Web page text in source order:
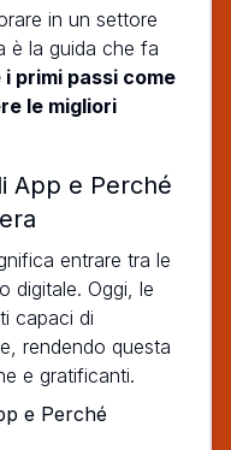
in un settore
è la guida che fa
primi passi come
le migliori
App e Perché
entrare tra le
digitale. Oggi, le
capaci di
rendendo questa
e gratificanti.